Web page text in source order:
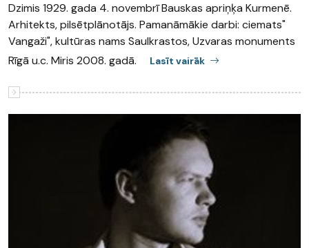
Dzimis 1929. gada 4. novembrī Bauskas apriņķa Kurmenē.
Arhitekts, pilsētplānotājs. Pamanāmākie darbi: ciemats"
Vangaži", kultūras nams Saulkrastos, Uzvaras monuments
Rīgā u.c. Miris 2008. gadā.
Lasīt vairāk